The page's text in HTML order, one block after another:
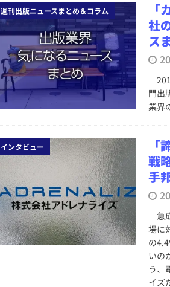
週刊出版ニュースまとめ＆コラム
社
ス
門出
業界
インタビュー
戦
手
急
場に
の
いの
う、
イズ